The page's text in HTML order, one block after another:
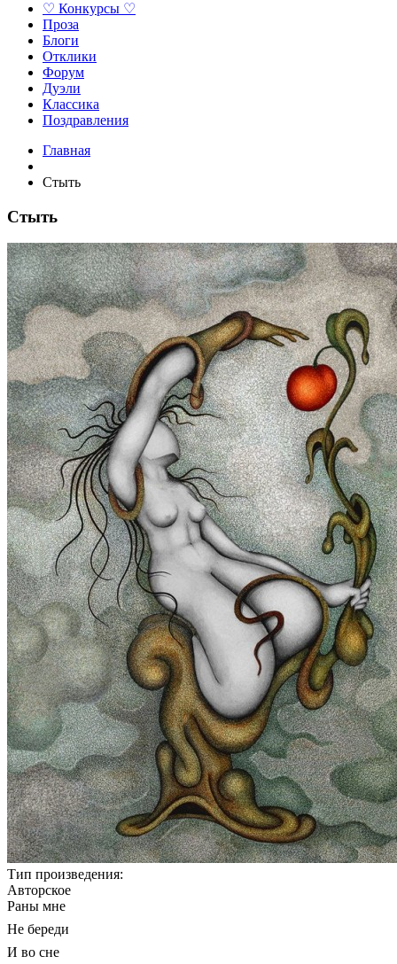
♡ Конкурсы ♡
Проза
Блоги
Отклики
Форум
Дуэли
Классика
Поздравления
Главная
Стыть
Стыть
Тип произведения:
Авторское
Раны мне
Не береди
И во сне